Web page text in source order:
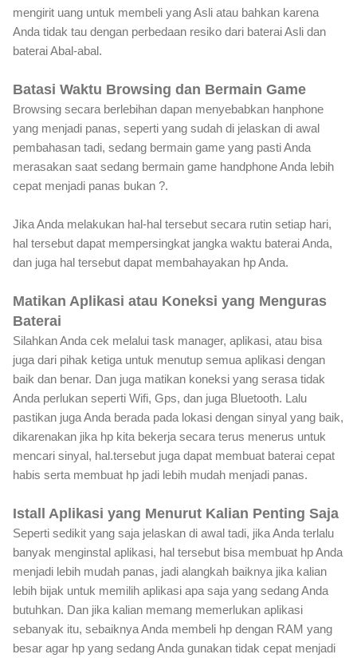
mengirit uang untuk membeli yang Asli atau bahkan karena
Anda tidak tau dengan perbedaan resiko dari baterai Asli dan
baterai Abal-abal.
Batasi Waktu Browsing dan Bermain Game
Browsing secara berlebihan dapan menyebabkan hanphone
yang menjadi panas, seperti yang sudah di jelaskan di awal
pembahasan tadi, sedang bermain game yang pasti Anda
merasakan saat sedang bermain game handphone Anda lebih
cepat menjadi panas bukan ?.
Jika Anda melakukan hal-hal tersebut secara rutin setiap hari,
hal tersebut dapat mempersingkat jangka waktu baterai Anda,
dan juga hal tersebut dapat membahayakan hp Anda.
Matikan Aplikasi atau Koneksi yang Menguras
Baterai
Silahkan Anda cek melalui task manager, aplikasi, atau bisa
juga dari pihak ketiga untuk menutup semua aplikasi dengan
baik dan benar. Dan juga matikan koneksi yang serasa tidak
Anda perlukan seperti Wifi, Gps, dan juga Bluetooth. Lalu
pastikan juga Anda berada pada lokasi dengan sinyal yang baik,
dikarenakan jika hp kita bekerja secara terus menerus untuk
mencari sinyal, hal.tersebut juga dapat membuat baterai cepat
habis serta membuat hp jadi lebih mudah menjadi panas.
Istall Aplikasi yang Menurut Kalian Penting Saja
Seperti sedikit yang saja jelaskan di awal tadi, jika Anda terlalu
banyak menginstal aplikasi, hal tersebut bisa membuat hp Anda
menjadi lebih mudah panas, jadi alangkah baiknya jika kalian
lebih bijak untuk memilih aplikasi apa saja yang sedang Anda
butuhkan. Dan jika kalian memang memerlukan aplikasi
sebanyak itu, sebaiknya Anda membeli hp dengan RAM yang
besar agar hp yang sedang Anda gunakan tidak cepat menjadi